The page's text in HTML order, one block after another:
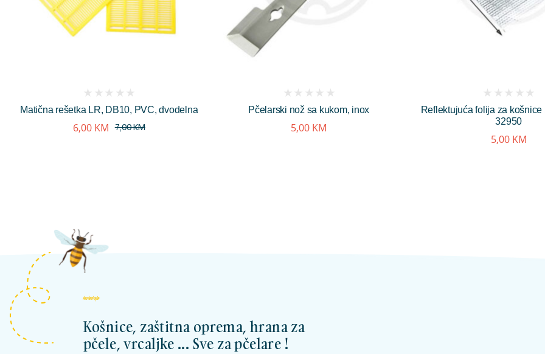
Matična rešetka LR, DB10, PVC, dvodelna
reviews)
7,00KM
6,00 KM
Pčelarski nož sa kukom, inox
reviews)
5,00 KM
Reflektujuća folija za
32950
reviews)
5,00 KM
kosnicashop.ba
Košnice, zaštitna oprema, hrana za
pčele, vrcaljke ... Sve za pčelare !